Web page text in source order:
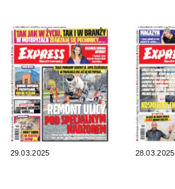
29.03.2025 28.03.2025